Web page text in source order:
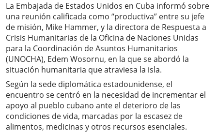
La Embajada de Estados Unidos en Cuba informó sobre
una reunión calificada como “productiva” entre su jefe
de misión, Mike Hammer, y la directora de Respuesta a
Crisis Humanitarias de la Oficina de Naciones Unidas
para la Coordinación de Asuntos Humanitarios
(UNOCHA), Edem Wosornu, en la que se abordó la
situación humanitaria que atraviesa la isla.
Según la sede diplomática estadounidense, el
encuentro se centró en la necesidad de incrementar el
apoyo al pueblo cubano ante el deterioro de las
condiciones de vida, marcadas por la escasez de
alimentos, medicinas y otros recursos esenciales.